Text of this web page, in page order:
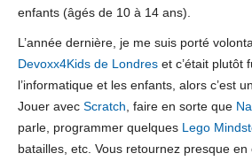
enfants (âgés de 10 à 14 ans).
L’année dernière, je me suis porté
Devoxx4Kids de Londres et c’était plutôt
l’informatique et les enfants, alors c’est
Jouer avec Scratch , faire en sorte que
parle, programmer quelques Lego
batailles, etc. Vous retournez presque